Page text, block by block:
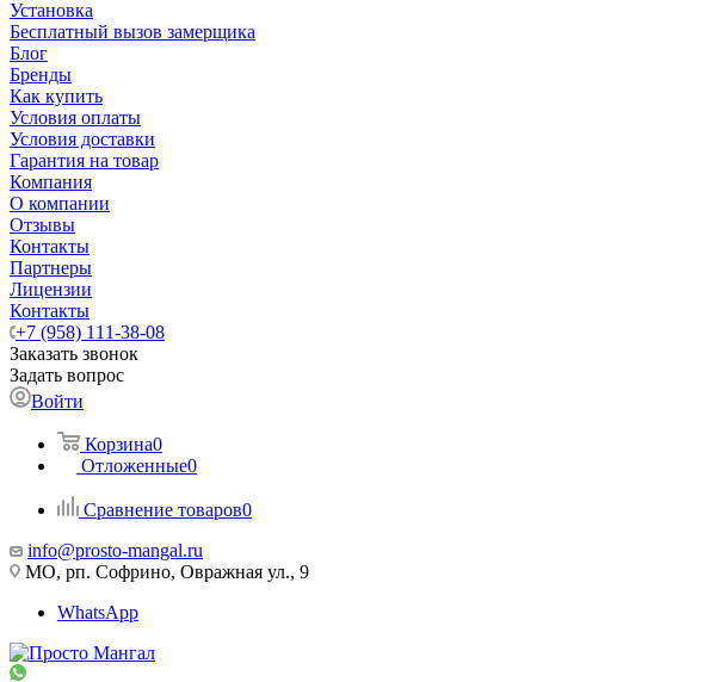
Установка
Бесплатный вызов замерщика
Блог
Бренды
Как купить
Условия оплаты
Условия доставки
Гарантия на товар
Компания
О компании
Отзывы
Контакты
Партнеры
Лицензии
Контакты
+7 (958) 111-38-08
Заказать звонок
Задать вопрос
Войти
Корзина0
Отложенные0
Сравнение товаров0
info@prosto-mangal.ru
МО, рп. Софрино, Овражная ул., 9
WhatsApp